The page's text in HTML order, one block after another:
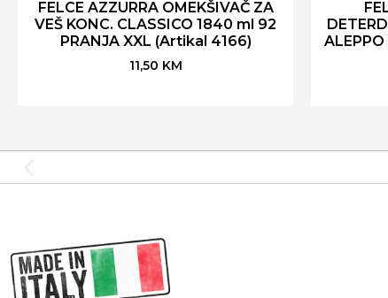
FELCE AZZURRA OMEKŠIVAČ ZA
VEŠ KONC. CLASSICO 1840 ml 92
PRANJA XXL (Artikal 4166)
11,50 KM